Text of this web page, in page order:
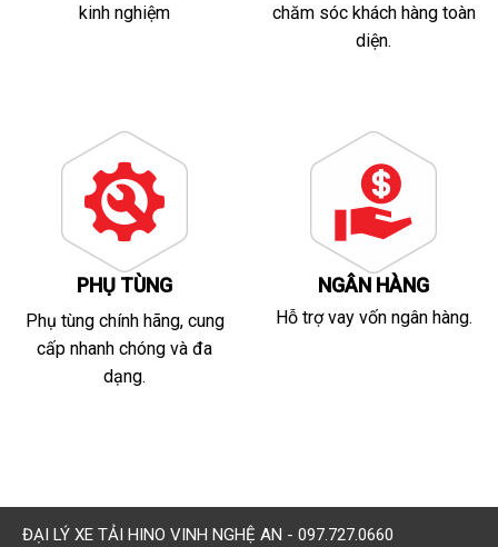
kinh nghiệm
chăm sóc khách hàng toàn
diện.
PHỤ TÙNG
Phụ tùng chính hãng, cung
cấp nhanh chóng và đa
dạng.
NGÂN HÀNG
Hỗ trợ vay vốn ngân hàng.
ĐẠI LÝ XE TẢI HINO VINH NGHỆ AN - 097.727.0660